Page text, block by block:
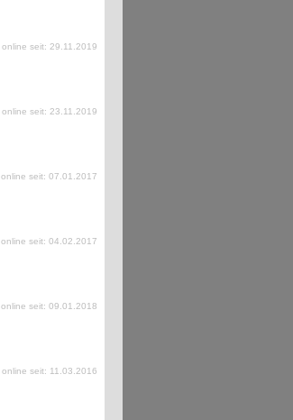
online seit: 29.11.2019
online seit: 23.11.2019
online seit: 07.01.2017
online seit: 04.02.2017
online seit: 09.01.2018
online seit: 11.03.2016